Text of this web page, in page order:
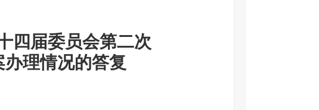
四 届委员会第二次
办理情况的答复